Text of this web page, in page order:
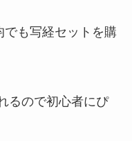
でも写経セットを購
るので初心者にぴ